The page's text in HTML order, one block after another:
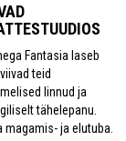
Fantasia laseb
teid
linnud ja
tähelepanu.
ja elutuba.